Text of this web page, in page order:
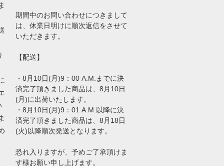
期間中のお問い合わせにつきまして
は、休業日明けに順次返信をさせて
いただきます。
【配送】
・8月10日(月)9：00 A.M.までに決
済完了頂きました商品は、8月10日
(月)に出荷いたします。
・8月10日(月)9：01 A.M.以降に決
済完了頂きました商品は、8月18日
(火)以降順次発送となります。
恐れ入りますが、予めご了承頂けま
す様お願い申し上げます。